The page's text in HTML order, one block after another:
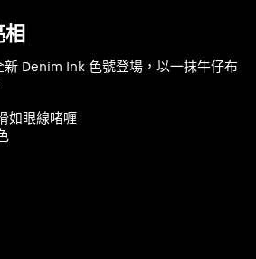
相
新 Denim Ink 色號登場，以一抹牛仔布
如眼線啫喱